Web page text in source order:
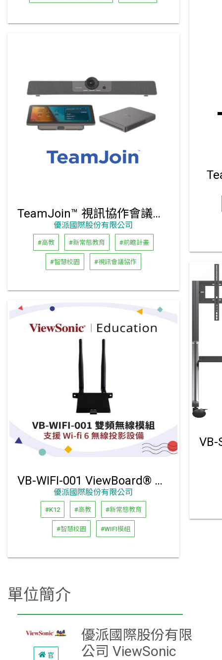
TeamJoin™ 視訊協作會議解決方案
優派國際股份有限公司
#高教 #新常態教育 #前瞻計畫
#智慧校園 #視訊會議協作
VB-WIFI-001 ViewBoard® 專用雙頻無線模組
優派國際股份有限公司
#K12 #高教 #新常態教育
#智慧校園 #WIFI模組
單位簡介
官
優派國際股份有限
公司 ViewSonic